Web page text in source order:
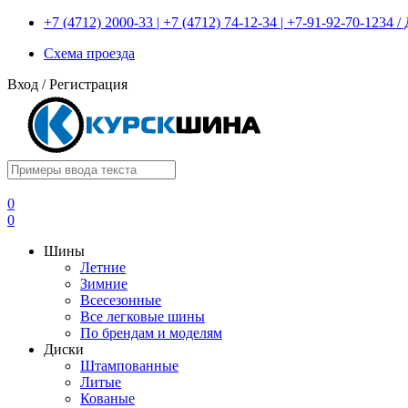
+7 (4712) 2000-33 | +7 (4712) 74-12-34 | +7-91-92-70-1234
Схема проезда
Вход /Регистрация
0
0
Шины
Летние
Зимние
Всесезонные
Все легковые шины
По брендам и моделям
Диски
Штампованные
Литые
Кованые